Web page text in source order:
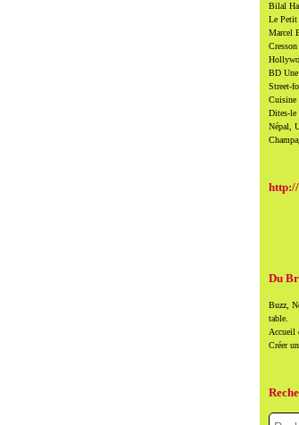
Bilal
Le Petit
Marcel
BD Une
Street-
Cuisine
Dites-le
Népal,
Du
Buzz,
table.
Accueil
Créer